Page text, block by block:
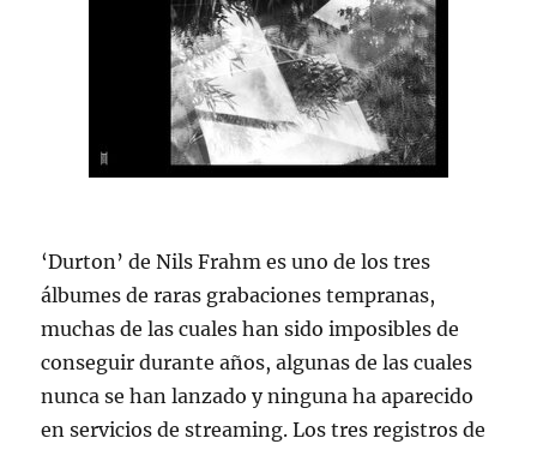
‘Durton’ de Nils Frahm es uno de los tres
álbumes de raras grabaciones tempranas,
muchas de las cuales han sido imposibles de
conseguir durante años, algunas de las cuales
nunca se han lanzado y ninguna ha aparecido
en servicios de streaming. Los tres registros de